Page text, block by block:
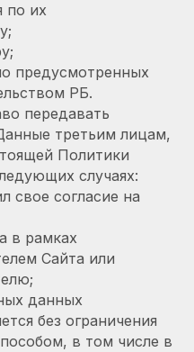
по их
предусмотренных
РБ.
передавать
третьим лицам,
Политики
случаях:
свое согласие на
в рамках
Сайта или
данных
без ограничения
в том числе в